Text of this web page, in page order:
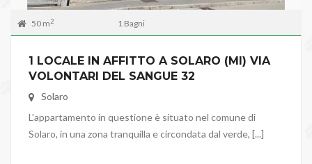
50 m2 1 Bagni
1 LOCALE IN AFFITTO A SOLARO (MI) VIA
VOLONTARI DEL SANGUE 32
Solaro
L'appartamento in questione è situato nel comune di
Solaro, in una zona tranquilla e circondata dal verde, [...]